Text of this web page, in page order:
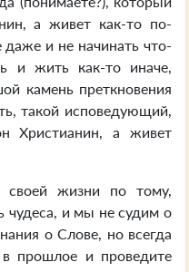
а живет как-то по-
и не начинать что-
и жить как-то иначе,
камень преткновения
такой исповедующий,
Христианин, а живет
своей жизни по тому,
чудеса, и мы не судим о
о Слове, но всегда
прошлое и проведите